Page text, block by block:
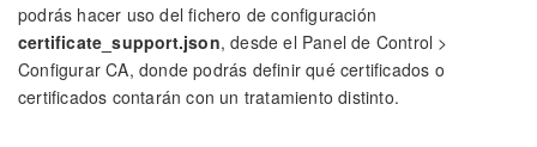
podrás hacer uso del fichero de configuración
certificate_support.json, desde el Panel de Control >
Configurar CA, donde podrás definir qué certificados o
certificados contarán con un tratamiento distinto.